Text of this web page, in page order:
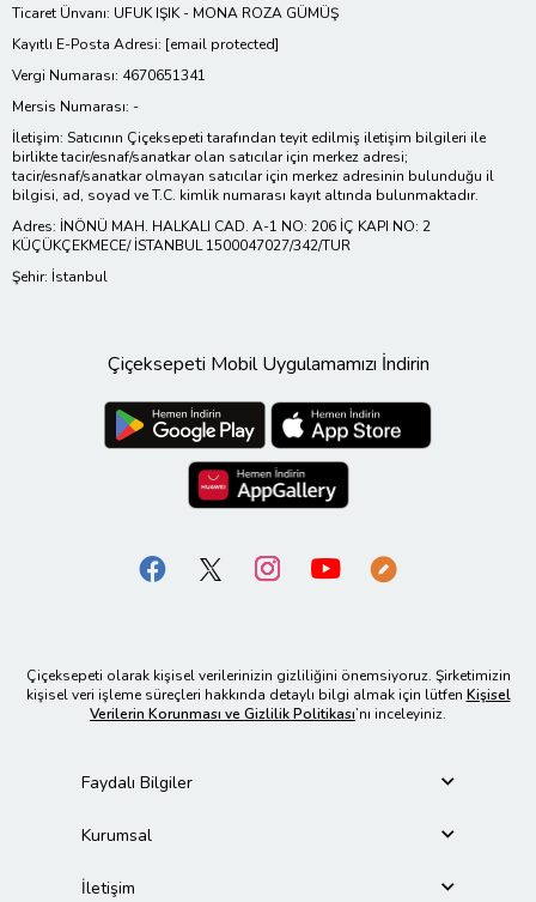
Ticaret Ünvanı: UFUK IŞIK - MONA ROZA GÜMÜŞ
Kayıtlı E-Posta Adresi: [email protected]
Vergi Numarası: 4670651341
Mersis Numarası: -
İletişim: Satıcının Çiçeksepeti tarafından teyit edilmiş iletişim bilgileri ile
birlikte tacir/esnaf/sanatkar olan satıcılar için merkez adresi;
tacir/esnaf/sanatkar olmayan satıcılar için merkez adresinin bulunduğu il
bilgisi, ad, soyad ve T.C. kimlik numarası kayıt altında bulunmaktadır.
Adres: İNÖNÜ MAH. HALKALI CAD. A-1 NO: 206 İÇ KAPI NO: 2
KÜÇÜKÇEKMECE/ İSTANBUL 1500047027/342/TUR
Şehir: İstanbul
Çiçeksepeti Mobil Uygulamamızı İndirin
Çiçeksepeti olarak kişisel verilerinizin gizliliğini önemsiyoruz. Şirketimizin
kişisel veri işleme süreçleri hakkında detaylı bilgi almak için lütfen Kişisel
Verilerin Korunması ve Gizlilik Politikası’nı inceleyiniz.
Faydalı Bilgiler
Kurumsal
İletişim